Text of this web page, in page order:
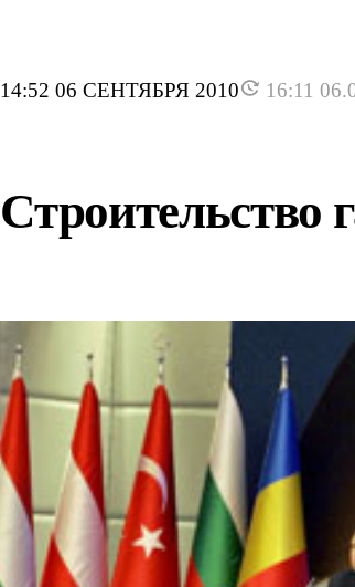
14:52 06 СЕНТЯБРЯ 2010 16:11
Строительство